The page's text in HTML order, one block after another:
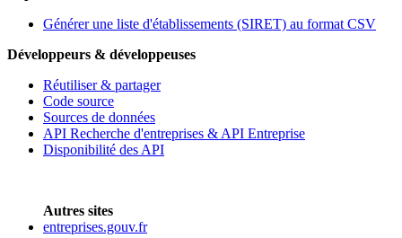
Générer une liste d'établissements (SIRET) au format CSV
Développeurs & développeuses
Réutiliser & partager
Code source
Sources de données
API Recherche d'entreprises & API Entreprise
Disponibilité des API
Autres sites
entreprises.gouv.fr